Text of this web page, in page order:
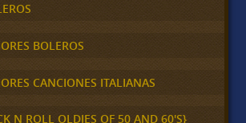
BOLEROS
CANCIONES ITALIANAS
N ROLL OLDIES OF 50 AND 60'S}